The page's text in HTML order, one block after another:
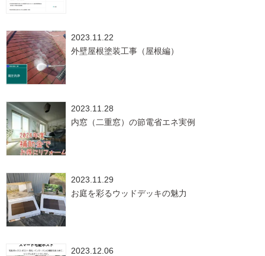
2023.11.22
外壁屋根塗装工事（屋根編）
2023.11.28
内窓（二重窓）の節電省エネ実例
2023.11.29
お庭を彩るウッドデッキの魅力
2023.12.06